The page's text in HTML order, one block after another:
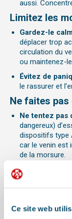
Ce site web
aussi.
Limitez les
Gardez-le
déplacer trop
circulation du
ou maintenez-le
Évitez de
le rassurer et
Ne faites
Ne tentez pas
dangereux)
dispositifs type
car le venin est
de la morsure.
Ne coupez pas
percer la zone
lésions.
Ne donnez
être administré